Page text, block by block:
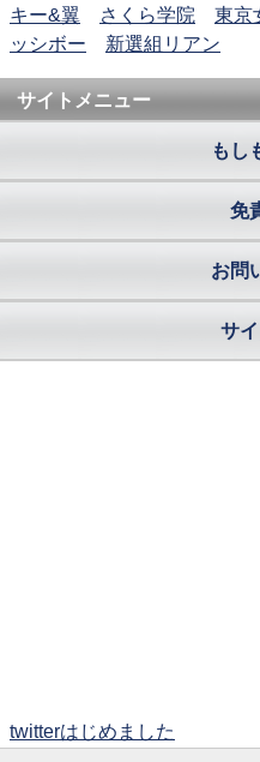
キー&翼
さくら学院 東京
ッシボー
新選組リアン
サイトメニュー
もし
免
お問
サ
twitterはじめました